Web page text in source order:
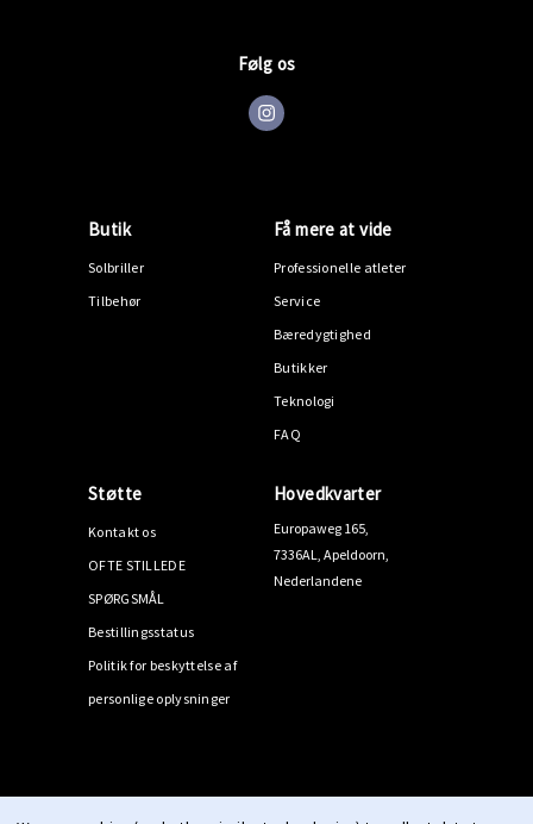
Følg os
Butik
Solbriller
Tilbehør
Få mere at vide
Professionelle atleter
Service
Bæredygtighed
Butikker
Teknologi
FAQ
Støtte
Kontakt os
OFTE STILLEDE
SPØRGSMÅL
Bestillingsstatus
Politik for beskyttelse af
personlige oplysninger
Hovedkvarter
Europaweg 165,
7336AL, Apeldoorn,
Nederlandene